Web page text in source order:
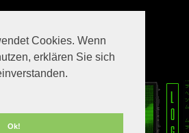
Cookies. Wenn
erklären Sie sich
Ok!